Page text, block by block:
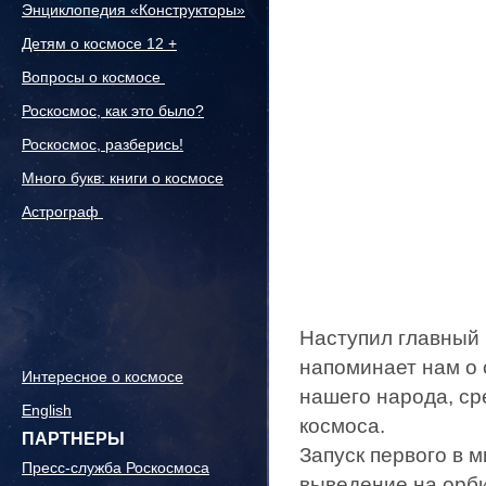
Энциклопедия «Конструкторы»
Детям о космосе 12 +
Вопросы о космосе
Роскосмос, как это было?
Роскосмос, разберись!
Много букв: книги о космосе
Астрограф
Интересное о космосе
English
ПАРТНЕРЫ
Пресс-служба Роскосмоса
Наступил
напоминает нам о
нашего народа,
космоса.
Запуск первого в